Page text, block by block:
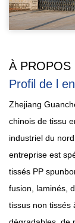
À PROPOS
Profil de l
Zhejiang
chinois de tissu
industriel du
entreprise est
tissés PP
fusion, laminés,
tissus non tissés